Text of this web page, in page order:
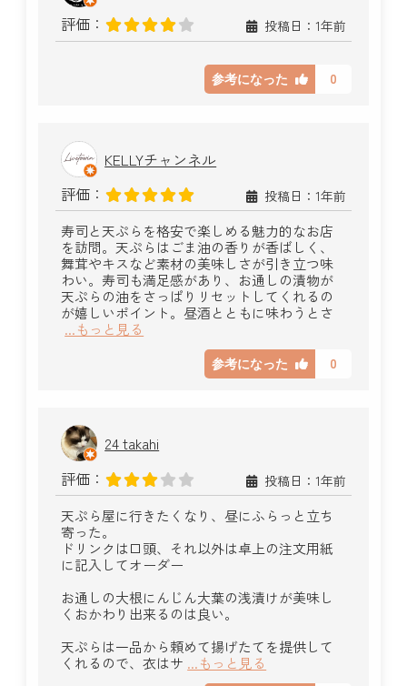
評価：
投稿日：1年前
参考になった 0
KELLYチャンネル
評価：
投稿日：1年前
寿司と天ぷらを格安で楽しめる魅力的なお店
を訪問。天ぷらはごま油の香りが香ばしく、
舞茸やキスなど素材の美味しさが引き立つ味
わい。寿司も満足感があり、お通しの漬物が
天ぷらの油をさっぱりリセットしてくれるの
が嬉しいポイント。昼酒とともに味わうとさ
...もっと見る
参考になった 0
24 takahi
評価：
投稿日：1年前
天ぷら屋に行きたくなり、昼にふらっと立ち
寄った。
ドリンクは口頭、それ以外は卓上の注文用紙
に記入してオーダー
お通しの大根にんじん大葉の浅漬けが美味し
くおかわり出来るのは良い。
天ぷらは一品から頼めて揚げたてを提供して
くれるので、衣はサ ...もっと見る